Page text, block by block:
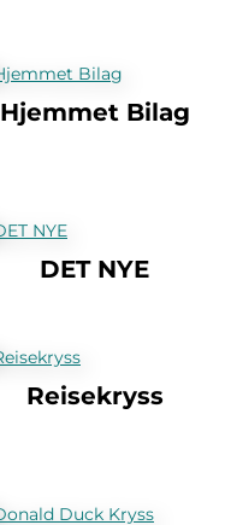
Hjemmet Bilag
DET NYE
Reisekryss